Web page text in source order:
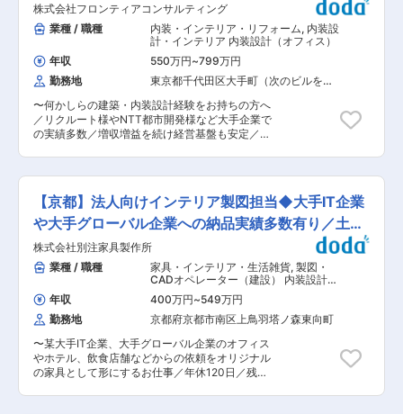
を風通し良く取り入れていく風土です。創業3年
目ということで事業成長しているのはもちろん、
会社の基盤を作り上げるフェーズで働くことがで
きます。 直近では社員の声を受け、「Relife休
暇」制度（平日5日の休暇＋土日で9連休を取得で
きる制度）を開始しました。 ＜安定性＞ 当社は
オフィス移転業界第4位の売上高企業のグループ
会社です。 創業20年ほどの歴史の中で得た知見
や仕組みも活かし、就業いただくことが出来ま
建築設計・内装デザイン、内装・建築工事、監
理、建築コンサルティングなど、建築監理サービ
の価値を創り、会社と一緒に働く人も成長を遂げ
ていく、そんな会社を目指しています。 変更の範
囲：会社の定める業務
る内装工事・レイアウト提案にとどまらず、企業
の働き方・組織の在り方・事業成長を支える“ワ
ークプレイス設計”へと事業領域を拡張していま
す。事業拡大フェーズに入り、オフィス移転・改
修・働き方改革ニーズの増加を背景に、「施工を
知っている」「現場を理解している」経験を活か
しながら、より上流の構想・設計・提案フェーズ
を担う人材を新たに募集しています。 ■業務内
容： 営業として以下3点お任せします！ （1）民
間企業を中心としたオフィス移転や改修、働き方
を変革するためのニーズをヒアリングし、スタッ
い。 b不動産仲介等紹介者からの引き合いで提
案コンペの引き合い。 c東京支店継続顧客から
の引き合い （顧客数全体の80%） （2）担当す
る継続顧客を定期訪問し、潜在的なニーズの掘り
起こしをします。（全体の15％） （3）残り5％
は仕事を紹介いただくパートナー企業への対応等
■同ポジションの魅力： ・請負工事営業・施工営
業・技術職経験を活かし、「工事受注型」から
「構想・価値設計型」へのキャリア転換ができる
上流提案ポジション ・企業の働き方・組織課題を
起点とした、空間設計×コンサルティング型営業
としてのスキルが身につく環境 ・無借金・黒字経
営の安定基盤と、年休126日・住宅手当・退職金
リア形成できる就業環境 ■同社の魅力： 同社は
株式会社フロンティアコンサルティング
業種 / 職種
内装・インテリア・リフォーム, 内装設
計・インテリア 内装設計（オフィス）
年収
550万円~799万円
勤務地
東京都千代田区大手町（次のビルを除
〜何かしらの建築・内装設計経験をお持ちの方へ
／リクルート様やNTT都市開発様など大手企業で
の実績多数／増収増益を続け経営基盤も安定／土
ューアルを通じて、働く人・企業・街に新しい価
値を生み出します。単なる“設計業務”にとどまら
ず、お客様が抱える課題や目的を整理し、「どん
な働き方を実現したいのか」「どんな人に使って
ほしい空間か」を考え抜き、それを形にします。
コンセプトづくりから携わり、デザイン力と建築
知識の両方を磨ける環境。 多様な案件に挑戦でき
るからこそ、設計者としての幅と深みを広げられ
ます。 ■手がけるプロジェクト： ＜オフィス空
間のデザイン＞ 企業の理念やブランドを体現する
オフィス空間をデザインします。 コンセプト立案
からプレゼンテーション、デザイン監修までを一
貫して担当し、企業のパーパスや経営課題を踏ま
えて理想的なワークスタイルを実現します。 ＜ビ
ルリニューアルのデザイン＞ 外観・エントラン
ス・廊下・トイレなどの共用部リニューアルか
【京都】法人向けインテリア製図担当◆大手IT企業
や大手グローバル企業への納品実績多数有り／土日
祝休
株式会社別注家具製作所
業種 / 職種
家具・インテリア・生活雑貨, 製図・
CADオペレーター（建設） 内装設計
（オフィス）
年収 400万円~549万円
勤務地
京都府京都市南区上鳥羽塔ノ森東向町
〜某大手IT企業、大手グローバル企業のオフィス
やホテル、飲食店舗などからの依頼をオリジナル
の家具として形にするお仕事／年休120日／残業